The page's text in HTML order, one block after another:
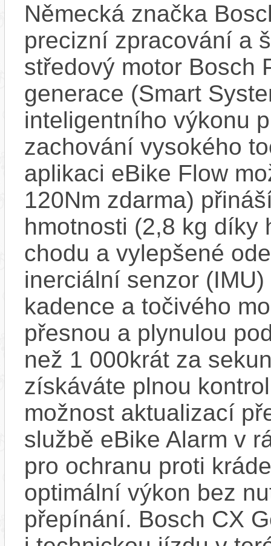
Německá značka
precizní zpracování a
středový motor Bosch
generace (Smart
inteligentního výkonu
zachování vysokého
aplikaci eBike Flow
120Nm zdarma)
hmotnosti (2,8 kg díky
chodu a vylepšené
inerciální senzor
kadence a točivého
přesnou a plynulou
než 1 000krát za
získáváte plnou
možnost aktualizací
službě eBike Alarm v
pro ochranu proti
optimální výkon bez
přepínání. Bosch CX